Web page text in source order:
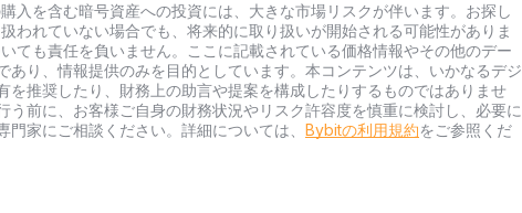
入を含む暗号資産への投資には、大きな市場リスクが伴います。お探し
われていない場合でも、将来的に取り扱いが開始される可能性がありま
ても責任を負いません。ここに記載されている価格情報やその他のデー
あり、情報提供のみを目的としています。本コンテンツは、いかなるデジ
を推奨したり、財務上の助言や提案を構成したりするものではありませ
う前に、お客様ご自身の財務状況やリスク許容度を慎重に検討し、必要に
家にご相談ください。詳細については、 Bybitの利用規約をご参照くだ